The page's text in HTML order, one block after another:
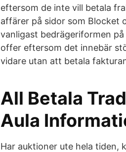
eftersom de inte vill betala
affärer på sidor som Blocket
vanligast bedrägeriformen
offer eftersom det innebär
vidare utan att betala
All Betala
Aula
Har auktioner ute hela tiden,